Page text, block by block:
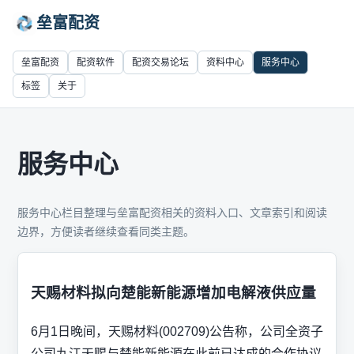
垒富配资
垒富配资 配资软件 配资交易论坛 资料中心 服务中心
标签 关于
服务中心
服务中心栏目整理与垒富配资相关的资料入口、文章索引和阅读
边界，方便读者继续查看同类主题。
天赐材料拟向楚能新能源增加电解液供应量
6月1日晚间，天赐材料(002709)公告称，公司全资子